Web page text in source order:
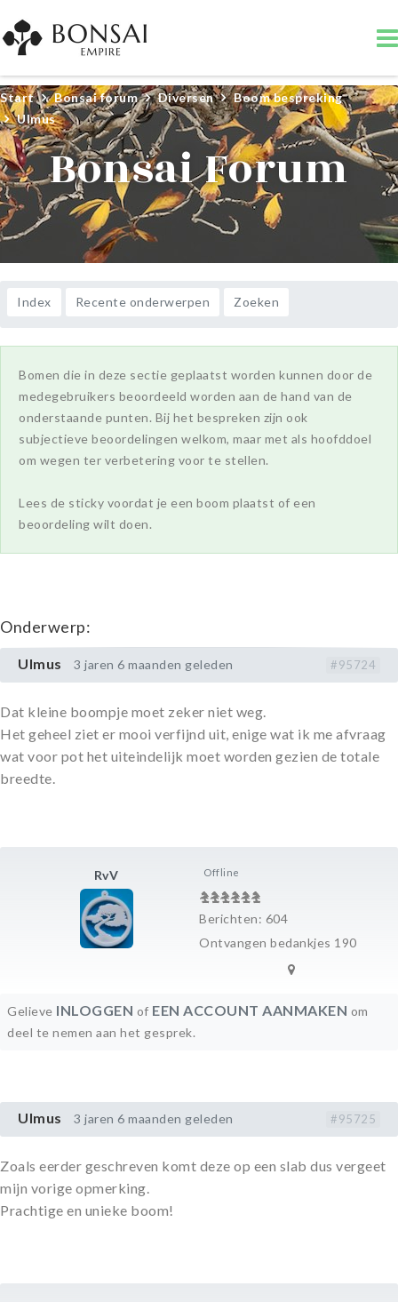
Start Bonsai forum Diversen
Boom bespreking
Ulmus
Bonsai Forum
Index Recente onderwerpen Zoeken
Bomen die in deze sectie geplaatst worden kunnen door de
medegebruikers beoordeeld worden aan de hand van de
onderstaande punten. Bij het bespreken zijn ook
subjectieve beoordelingen welkom, maar met als hoofddoel
om wegen ter verbetering voor te stellen.
Lees de sticky voordat je een boom plaatst of een
beoordeling wilt doen.
Onderwerp:
Ulmus 3 jaren 6 maanden geleden #95724
RvV Offline
Berichten: 604
Ontvangen bedankjes 190
Dat kleine boompje moet zeker niet weg.
Het geheel ziet er mooi verfijnd uit, enige wat ik me afvraag
wat voor pot het uiteindelijk moet worden gezien de totale
breedte.
Gelieve INLOGGEN of EEN ACCOUNT AANMAKEN om
deel te nemen aan het gesprek.
Ulmus 3 jaren 6 maanden geleden #95725
Zoals eerder geschreven komt deze op een slab dus vergeet
mijn vorige opmerking.
Prachtige en unieke boom!